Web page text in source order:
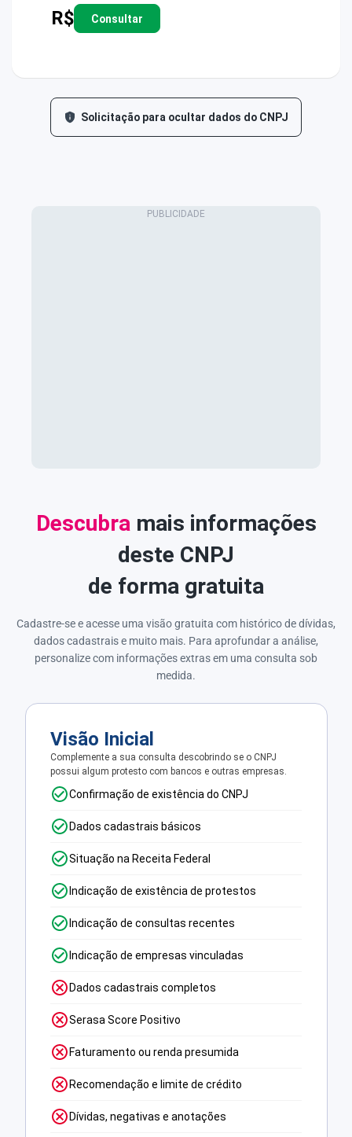
R$ Consultar
Solicitação para ocultar dados do CNPJ
Descubra mais informações
deste CNPJ
de forma gratuita
Cadastre-se e acesse uma visão gratuita com histórico de dívidas,
dados cadastrais e muito mais. Para aprofundar a análise,
personalize com informações extras em uma consulta sob
medida.
Visão Inicial
Complemente a sua consulta descobrindo se o CNPJ
possui algum protesto com bancos e outras empresas.
Confirmação de existência do CNPJ
Dados cadastrais básicos
Situação na Receita Federal
Indicação de existência de protestos
Indicação de consultas recentes
Indicação de empresas vinculadas
Dados cadastrais completos
Serasa Score Positivo
Faturamento ou renda presumida
Recomendação e limite de crédito
Dívidas, negativas e anotações